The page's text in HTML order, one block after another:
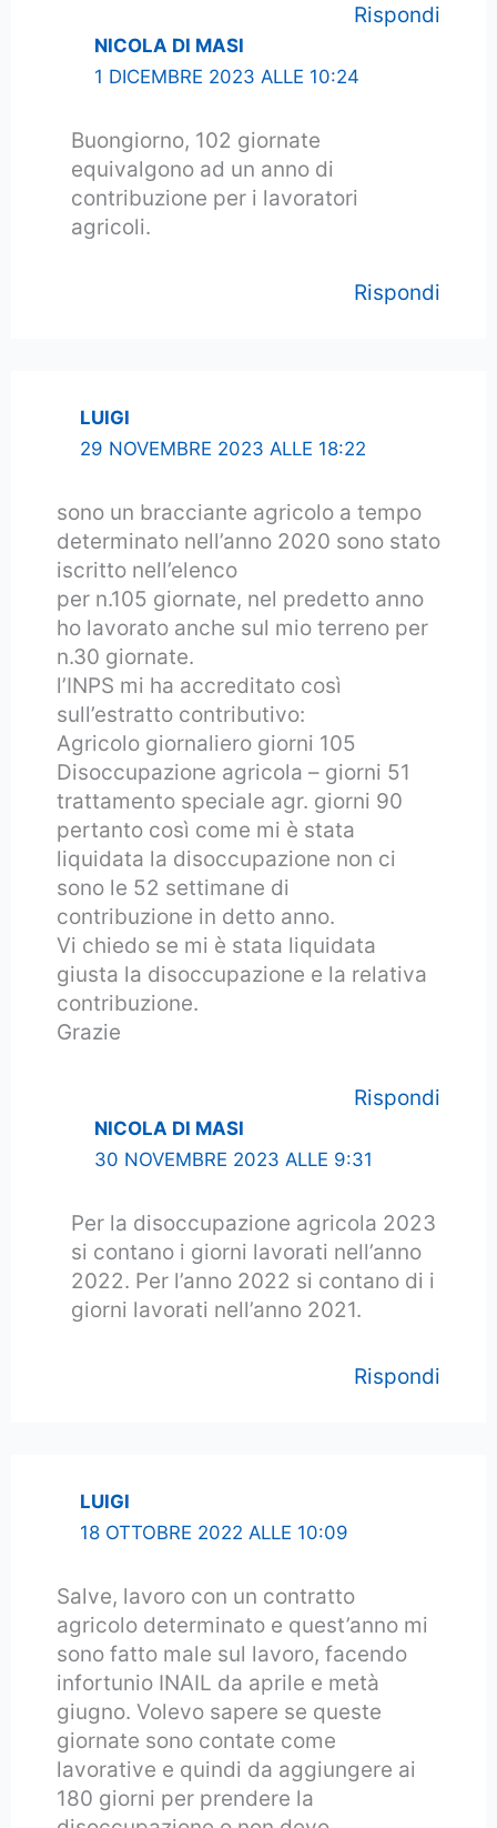
Rispondi
NICOLA DI MASI
1 DICEMBRE 2023 ALLE 10:24
Buongiorno, 102 giornate
equivalgono ad un anno di
contribuzione per i lavoratori
agricoli.
Rispondi
LUIGI
29 NOVEMBRE 2023 ALLE 18:22
sono un bracciante agricolo a tempo
determinato nell’anno 2020 sono stato
iscritto nell’elenco
per n.105 giornate, nel predetto anno
ho lavorato anche sul mio terreno per
n.30 giornate.
l’INPS mi ha accreditato così
sull’estratto contributivo:
Agricolo giornaliero giorni 105
Disoccupazione agricola – giorni 51
trattamento speciale agr. giorni 90
pertanto così come mi è stata
liquidata la disoccupazione non ci
sono le 52 settimane di
contribuzione in detto anno.
Vi chiedo se mi è stata liquidata
giusta la disoccupazione e la relativa
contribuzione.
Grazie
Rispondi
NICOLA DI MASI
30 NOVEMBRE 2023 ALLE 9:31
Per la disoccupazione agricola 2023
si contano i giorni lavorati nell’anno
2022. Per l’anno 2022 si contano di i
giorni lavorati nell’anno 2021.
Rispondi
LUIGI
18 OTTOBRE 2022 ALLE 10:09
Salve, lavoro con un contratto
agricolo determinato e quest’anno mi
sono fatto male sul lavoro, facendo
infortunio INAIL da aprile e metà
giugno. Volevo sapere se queste
giornate sono contate come
lavorative e quindi da aggiungere ai
180 giorni per prendere la